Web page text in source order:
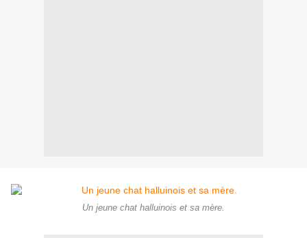
Un jeune chat halluinois et sa mère.